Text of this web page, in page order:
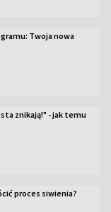
Twoja nowa
znikają!" - jak temu
proces siwienia?